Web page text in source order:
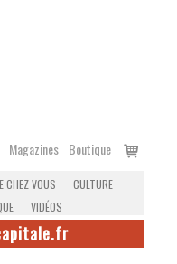
Magazines Boutique
Voir
CHEZ VOUS
CULTURE
VIDÉOS